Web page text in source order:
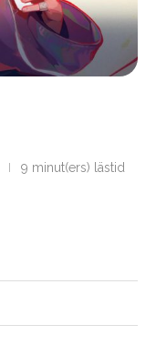
9 minut(ers) lästid